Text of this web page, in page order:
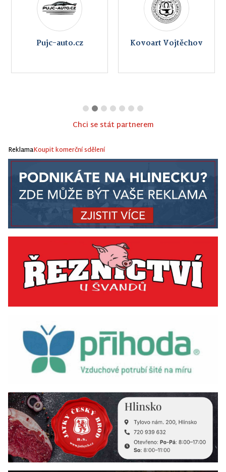
Pujc-auto.cz Kovoart Vojtěchov
Chci se stát partnerem
ReklamaKoupit komerční sdělení